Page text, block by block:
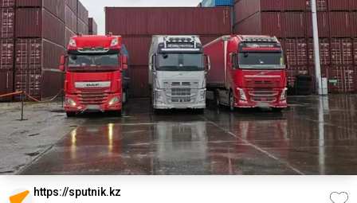
https://sputnik.kz